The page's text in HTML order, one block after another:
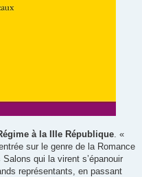
à la IIIe République . «
sur le genre de la Romance
qui la virent s’épanouir
représentants, en passant